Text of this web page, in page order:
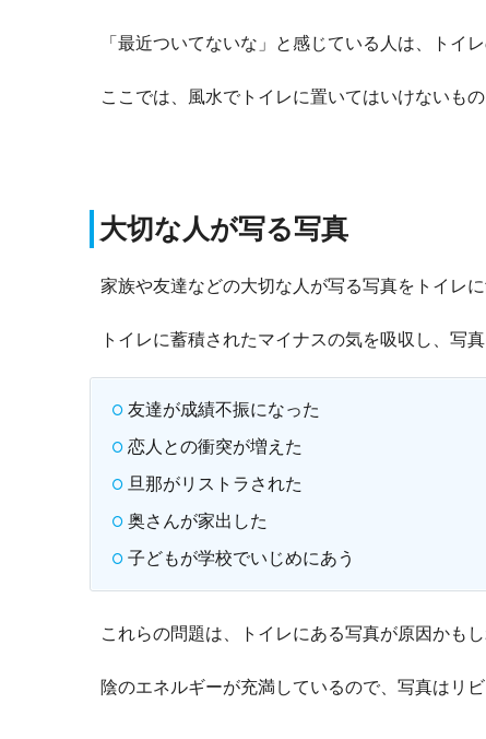
「最近ついてないな」と感じている人は、トイ
ここでは、風水でトイレに置いてはいけないもの
大切な人が写る写真
家族や友達などの大切な人が写る写真をトイレ
トイレに蓄積されたマイナスの気を吸収し、写
友達が成績不振になった
恋人との衝突が増えた
旦那がリストラされた
奥さんが家出した
子どもが学校でいじめにあう
これらの問題は、トイレにある写真が原因かもし
陰のエネルギーが充満しているので、写真はリ